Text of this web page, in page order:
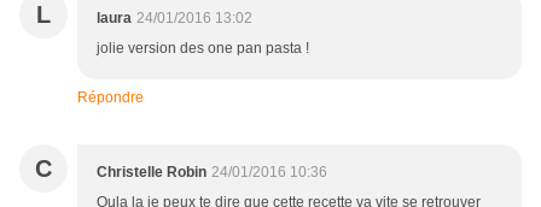
L laura 24/01/2016 13:02
jolie version des one pan pasta !
Répondre
C Christelle Robin 24/01/2016 10:36
Oula la je peux te dire que cette recette va vite se retrouver